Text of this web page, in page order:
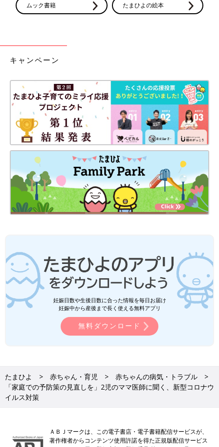
ムック書籍 たまひよの絵本
キャンペーン
妊娠日数や生後日数に合った情報を毎日お届け
妊娠中から産後まで長く使える無料アプリ
無料ダウンロード
たまひよ 赤ちゃん・育児
赤ちゃんの病気・トラブル
「家庭での予防策の見直しを」2児のママ医師に聞く、新型コロナウ
イルス対策
ＡＢＪマークは、この電子書店・電子書籍配信サービスが、
著作権者からコンテンツ使用許諾を得た正規版配信サービス